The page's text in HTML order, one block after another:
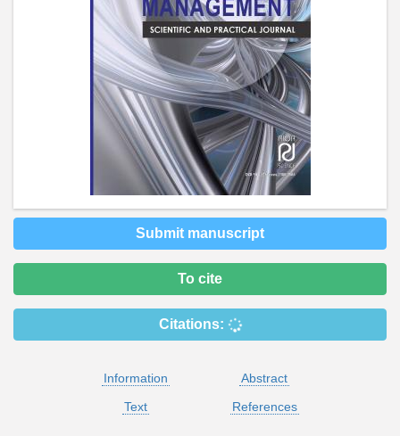
Submit manuscript
To cite
Citations:
Information
Abstract
Text
References